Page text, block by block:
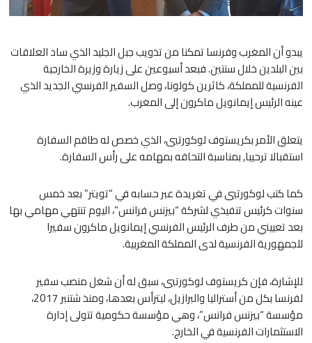
يبدو أن المغرب وفرنسا تمكنا من تذويب جبل الجليد الذي ساد العلاقات
بين البلدين خلال سنتين. فبعد أسبوعين على زيارة وزيرة الخارجية
الفرنسية للمملكة،كاثرين كولونا،وصل السفير الفرنسي الجديد الذي
عينه الرئيس إيمانويل ماكرون إلى المغرب.
يتعلق الأمر بكريستوف لوكورتيي، الذي خصص له طاقم السفارة
استقبالا ترحيبا, بمناسبة التحاقه بمهامه على رأس السفارة.
كما كتب لوكورتيي في تغريدة عبر حسابه في “تويتر” بعد خمس
سنوات كرئيس تنفيذي لشركة “بيزنس فرانس”، اليوم تنتهي مهامي بها
بعد تعييني من طرف الرئيس الفرنسي إيمانويل ماكرون سفيرا
للجمهورية الفرنسية لدى المملكة المغربية.
للإشارة، فإنكريستوف لوكورتيي، سبق له أن شغل منصب سفير
لفرنسا بكل من أستراليا والبرازيل، ليترأس بعدها، ومنذ شتنبر 2017،
مؤسسة “بيزنس فرانس”، وهي مؤسسة حكومية تتولى إدارة
الاستثمارات الفرنسية في الخارج.